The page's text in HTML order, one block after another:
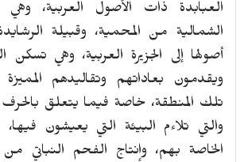
العبابدة ذات الأصول العربية، وهي
الشمالية من المحمية، وقبيلة
أصولها إلى الجزيرة العربية، وهي تسكن
ويقدمون بعاداتهم وتقاليدهم
تلك المنطقة، خاصة فيما يتعلق بالحرف
والتي تلاءم البيئة التي يعيشون
الخاصة بهم، وإنتاج الفحم النباتي من